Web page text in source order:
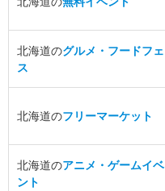
北海道のグルメ・フードフェ
ス
北海道のフリーマーケット
北海道のアニメ・ゲームイベ
ント